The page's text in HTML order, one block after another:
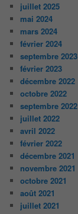
juillet 2025
mai 2024
mars 2024
février 2024
septembre 2023
février 2023
décembre 2022
octobre 2022
septembre 2022
juillet 2022
avril 2022
février 2022
décembre 2021
novembre 2021
octobre 2021
août 2021
juillet 2021